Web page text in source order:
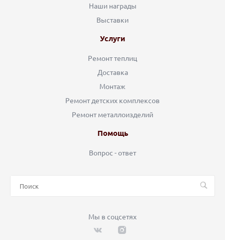
Наши награды
Выставки
Услуги
Ремонт теплиц
Доставка
Монтаж
Ремонт детских комплексов
Ремонт металлоизделий
Помощь
Вопрос - ответ
Мы в соцсетях